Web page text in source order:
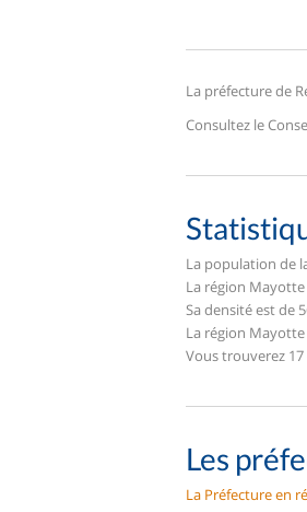
La préfecture de
Consultez le
La population de
La région
Sa densité est de
La région
Vous trouverez
Les
La Préfecture en